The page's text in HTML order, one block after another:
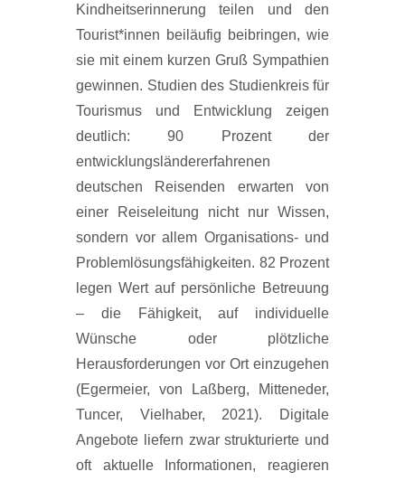
Kindheitserinnerung teilen und den
Tourist*innen beiläufig beibringen, wie
sie mit einem kurzen Gruß Sympathien
gewinnen. Studien des Studienkreis für
Tourismus und Entwicklung zeigen
deutlich: 90 Prozent der
entwicklungsländererfahrenen
deutschen Reisenden erwarten von
einer Reiseleitung nicht nur Wissen,
sondern vor allem Organisations- und
Problemlösungsfähigkeiten. 82 Prozent
legen Wert auf persönliche Betreuung
– die Fähigkeit, auf individuelle
Wünsche oder plötzliche
Herausforderungen vor Ort einzugehen
(Egermeier, von Laßberg, Mitteneder,
Tuncer, Vielhaber, 2021). Digitale
Angebote liefern zwar strukturierte und
oft aktuelle Informationen, reagieren